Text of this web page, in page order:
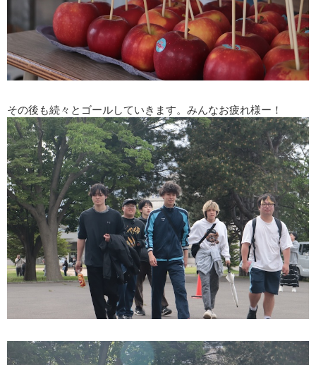
その後も続々とゴールしていきます。みんなお疲れ様ー！